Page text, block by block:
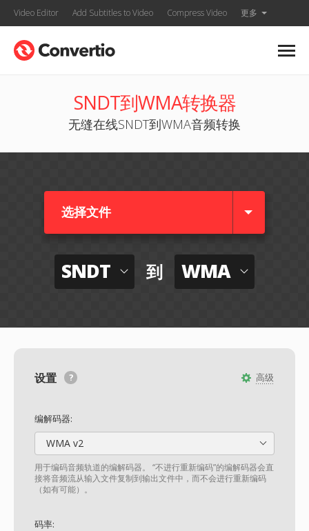
Video Editor Add Subtitles to Video Compress Video 更多
SNDT到WMA转换器
无缝在线SNDT到WMA音频转换
选择文件
SNDT 到 WMA
高级
设置
编解码器:
WMA v2
用于编码音频轨道的编解码器。 “不进行重新编码”的编解码器会直
接将音频流从输入文件复制到输出文件中，而不会进行重新编码
（如有可能）。
码率: